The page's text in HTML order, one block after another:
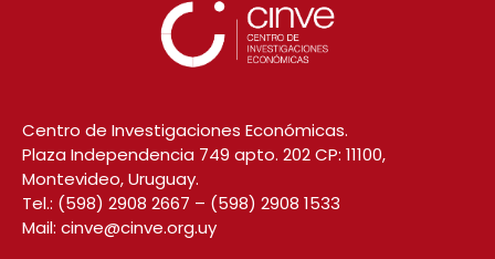
Centro de Investigaciones Económicas.
Plaza Independencia 749 apto. 202 CP: 11100,
Montevideo, Uruguay.
Tel.: (598) 2908 2667 – (598) 2908 1533
Mail: cinve@cinve.org.uy